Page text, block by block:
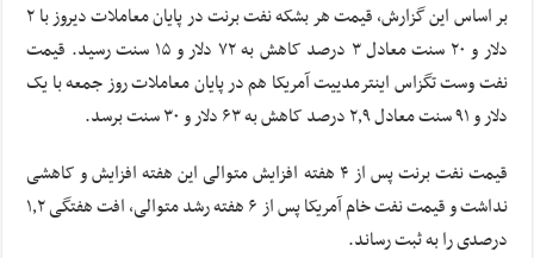
بر اساس این گزارش، قیمت هر بشکه نفت برنت در پایان معاملات دیروز با ۲
دلار و ۲۰ سنت معادل ۳ درصد کاهش به ۷۲ دلار و ۱۵ سنت رسید. قیمت
نفت وست تگزاس اینترمدییت آمریکا هم در پایان معاملات روز جمعه با یک
دلار و ۹۱ سنت معادل ۲٫۹ درصد کاهش به ۶۳ دلار و ۳۰ سنت برسد.
قیمت نفت برنت پس از ۴ هفته افزایش متوالی این هفته افزایش و کاهشی
نداشت و قیمت نفت خام آمریکا پس از ۶ هفته رشد متوالی، افت هفتگی ۱٫۲
درصدی را به ثبت رساند.